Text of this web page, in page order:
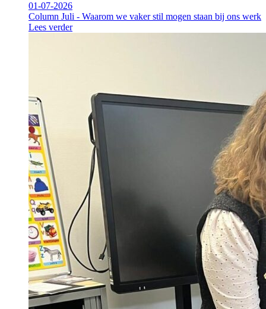
01-07-2026
Column Juli - Waarom we vaker stil mogen staan bij ons werk
Lees verder